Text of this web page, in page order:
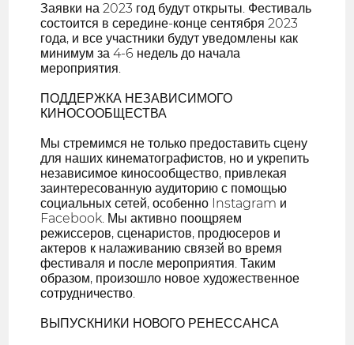
Заявки на 2023 год будут открыты. Фестиваль
состоится в середине-конце сентября 2023
года, и все участники будут уведомлены как
минимум за 4-6 недель до начала
мероприятия.
ПОДДЕРЖКА НЕЗАВИСИМОГО
КИНОСООБЩЕСТВА
Мы стремимся не только предоставить сцену
для наших кинематографистов, но и укрепить
независимое киносообщество, привлекая
заинтересованную аудиторию с помощью
социальных сетей, особенно Instagram и
Facebook. Мы активно поощряем
режиссеров, сценаристов, продюсеров и
актеров к налаживанию связей во время
фестиваля и после мероприятия. Таким
образом, произошло новое художественное
сотрудничество.
ВЫПУСКНИКИ НОВОГО РЕНЕССАНСА